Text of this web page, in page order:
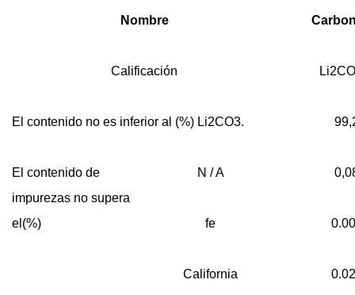
Nombre
Calificación
El contenido no es inferior al (%) Li2CO3.
El contenido de
impurezas no supera
el(%)
N / A
fe
California